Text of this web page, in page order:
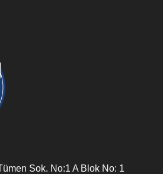
Sok. No:1 A Blok No: 1